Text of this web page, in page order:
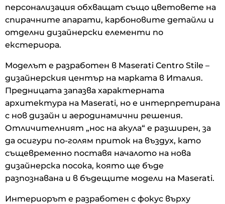
персонализация обхващат също цветовете на
спирачните апарати, карбоновите детайли и
отделни дизайнерски елементи по
екстериора.
Моделът е разработен в Maserati Centro Stile –
дизайнерския център на марката в Италия.
Предницата запазва характерната
архитектура на Maserati, но е интерпретирана
с нов дизайн и аеродинамични решения.
Отличителният „нос на акула“ е разширен, за
да осигури по-голям приток на въздух, като
същевременно поставя началото на нова
дизайнерска посока, която ще бъде
разпознавана и в бъдещите модели на Maserati.
Интериорът е разработен с фокус върху